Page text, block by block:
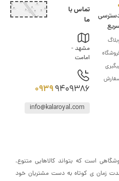
ما
مشهد -
09399409386
info@kalaroyal.com
که بتواند کالاهایی متنوع،
ی کوتاه به دست مشتریان خود